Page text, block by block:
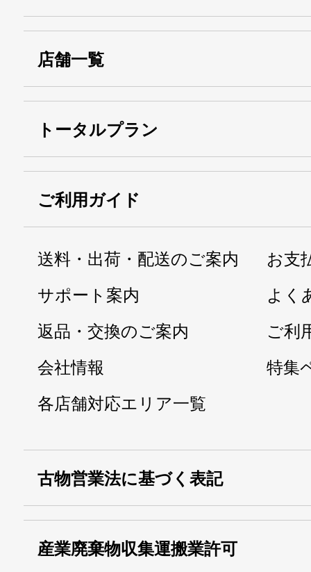
店舗一覧
トータルプラン
ご利用ガイド
送料・出荷・配送のご案内
お支
サポート案内
よく
返品・交換のご案内
ご利
会社情報
特集
各店舗対応エリア一覧
古物営業法に基づく表記
産業廃棄物収集運搬業許可